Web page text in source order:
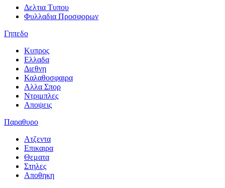
Δελτια Τυπου
Φυλλαδια Προσφορων
Γηπεδο
Κυπρος
Ελλαδα
Διεθνη
Καλαθοσφαιρα
Αλλα Σπορ
Ντριμπλες
Αποψεις
Παραθυρο
Ατζεντα
Επικαιρα
Θεματα
Στηλες
Αποθηκη